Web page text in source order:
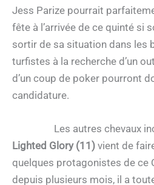
Jess Parize pourrait
fête à l’arrivée de ce quinté si
sortir de sa situation dans les
turfistes à la recherche d’un
d’un coup de poker pourront
candidature.
Les autres chevaux
Lighted Glory (11) vient de
quelques protagonistes de ce
depuis plusieurs mois, il a